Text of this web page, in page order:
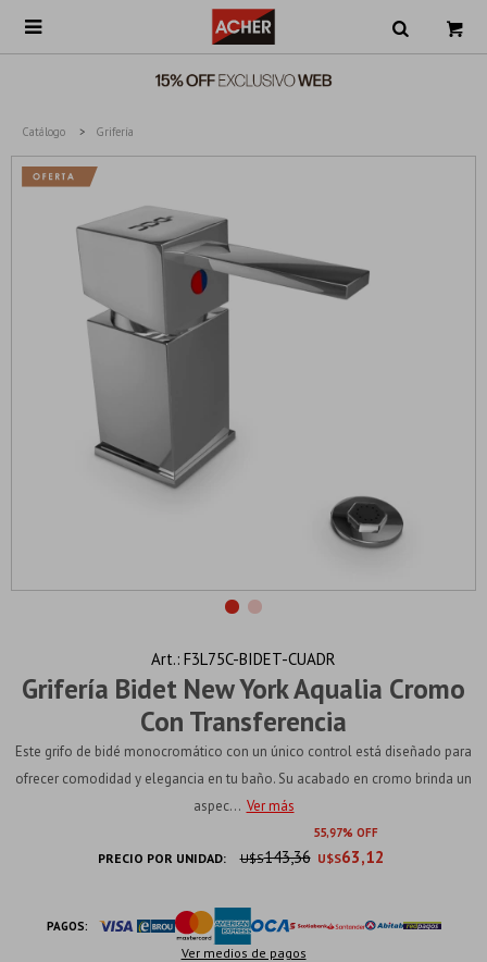

Catálogo Grifería
Grifería Bidet New York Aqualia Cromo
Con Transferencia
F3L75C-BIDET-CUADR
Este grifo de bidé monocromático con un único control está diseñado para
ofrecer comodidad y elegancia en tu baño. Su acabado en cromo brinda un
aspec... Ver más
55 97
PRECIO POR UNIDAD: U$S63,12
U$S143,36
PAGOS:
Ver medios de pagos